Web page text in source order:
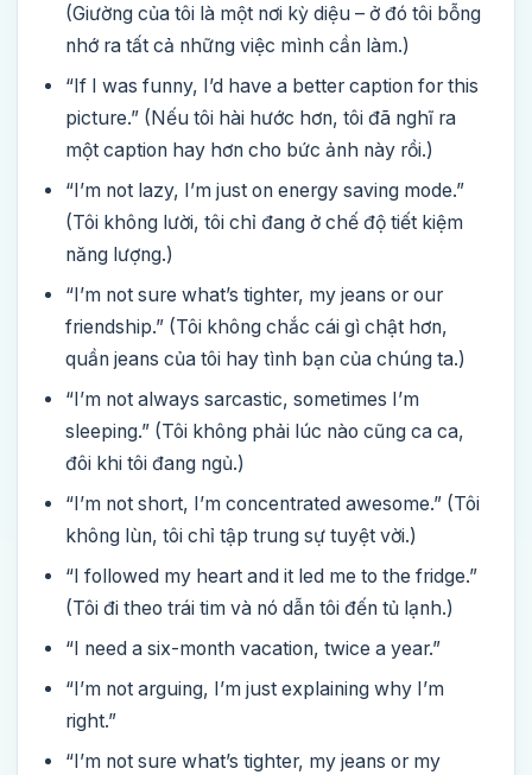
(Giường của tôi là một nơi kỳ diệu – ở đó tôi bỗng
nhớ ra tất cả những việc mình cần làm.)
“If I was funny, I’d have a better caption for this
picture.” (Nếu tôi hài hước hơn, tôi đã nghĩ ra
một caption hay hơn cho bức ảnh này rồi.)
“I’m not lazy, I’m just on energy saving mode.”
(Tôi không lười, tôi chỉ đang ở chế độ tiết kiệm
năng lượng.)
“I’m not sure what’s tighter, my jeans or our
friendship.” (Tôi không chắc cái gì chật hơn,
quần jeans của tôi hay tình bạn của chúng ta.)
“I’m not always sarcastic, sometimes I’m
sleeping.” (Tôi không phải lúc nào cũng са са,
đôi khi tôi đang ngủ.)
“I’m not short, I’m concentrated awesome.” (Tôi
không lùn, tôi chỉ tập trung sự tuyệt vời.)
“I followed my heart and it led me to the fridge.”
(Tôi đi theo trái tim và nó dẫn tôi đến tủ lạnh.)
“I need a six-month vacation, twice a year.”
“I’m not arguing, I’m just explaining why I’m
right.”
“I’m not sure what’s tighter, my jeans or my